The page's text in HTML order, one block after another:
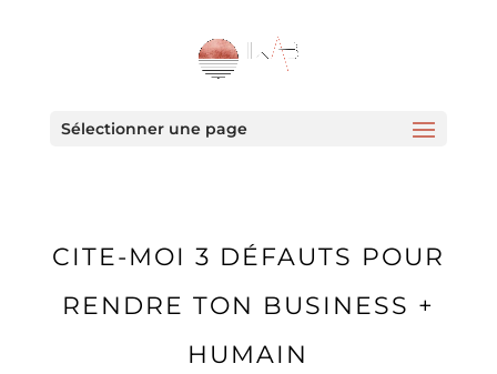
Sélectionner une page
CITE-MOI 3 DÉFAUTS POUR
RENDRE TON BUSINESS +
HUMAIN